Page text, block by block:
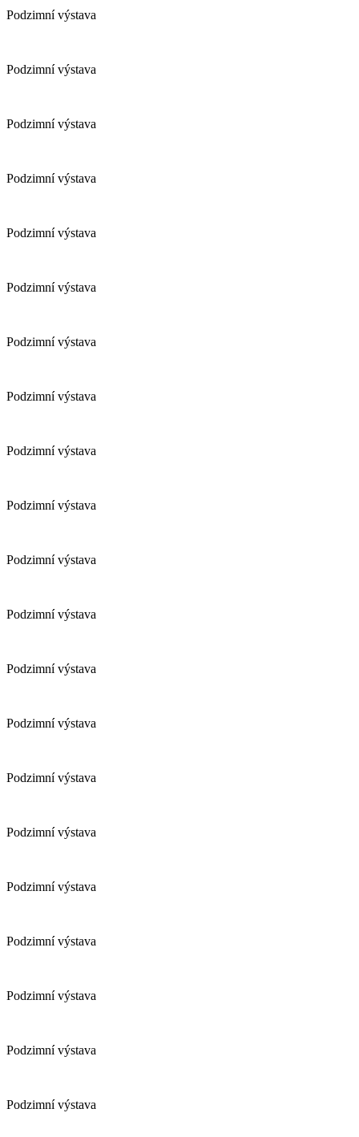
Podzimní výstava
Podzimní výstava
Podzimní výstava
Podzimní výstava
Podzimní výstava
Podzimní výstava
Podzimní výstava
Podzimní výstava
Podzimní výstava
Podzimní výstava
Podzimní výstava
Podzimní výstava
Podzimní výstava
Podzimní výstava
Podzimní výstava
Podzimní výstava
Podzimní výstava
Podzimní výstava
Podzimní výstava
Podzimní výstava
Podzimní výstava